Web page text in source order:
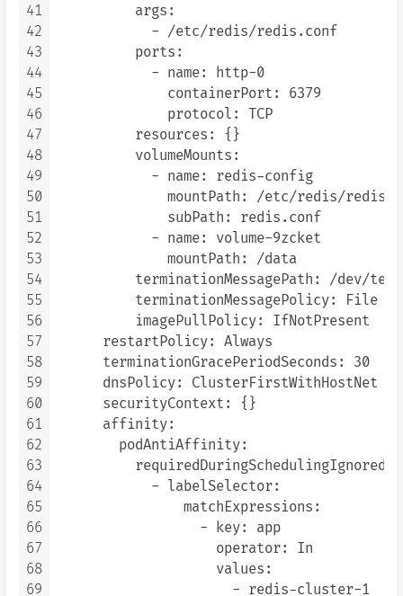
41
42
43
44
45
46
47
48
49
50
51
52
53
54
55
56
57
58
59
60
61
62
63
64
65
66
67
68
69
          args:
            - /etc/redis/redis.conf
          ports:
            - name: http-0
              containerPort: 6379
              protocol: TCP
          resources: {}
          volumeMounts:
            - name: redis-config
mountPath: /etc/redis/
              subPath: redis.conf
            - name: volume-9zcket
              mountPath: /data
terminationMessagePath: /dev/
          terminationMessagePolicy: File
          imagePullPolicy: IfNotPresent
      restartPolicy: Always
      terminationGracePeriodSeconds: 30
      dnsPolicy: ClusterFirstWithHostNet
      securityContext: {}
      affinity:
        podAntiAffinity:
            - labelSelector:
                matchExpressions:
                  - key: app
                    operator: In
                    values:
                      - redis-cluster-1